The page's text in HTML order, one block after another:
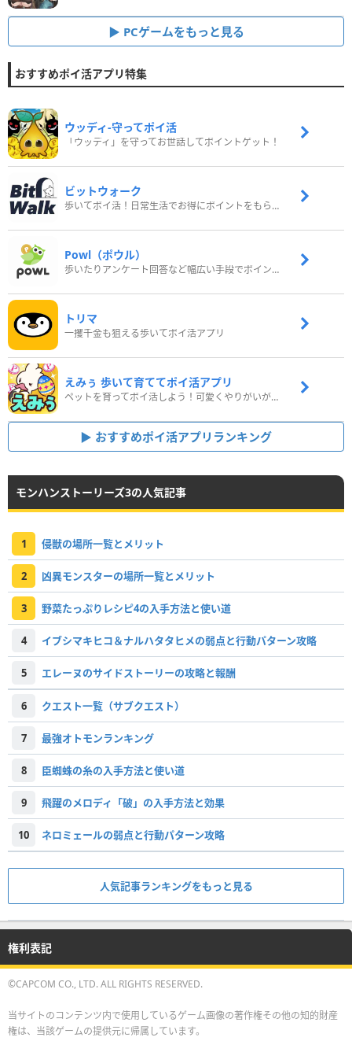
PCゲームをもっと見る
おすすめポイ活アプリ特集
ウッディ‐守ってポイ活
「ウッディ」を守ってお世話してポイントゲット！
ビットウォーク
歩いてポイ活！日常生活でお得にポイントをもらおう
Powl（ポウル）
歩いたりアンケート回答など幅広い手段でポイントをゲット
トリマ
一攫千金も狙える歩いてポイ活アプリ
えみぅ 歩いて育ててポイ活アプリ
ペットを育ってポイ活しよう！可愛くやりがいがある新感覚アプリ
おすすめポイ活アプリランキング
モンハンストーリーズ3の人気記事
1 侵獣の場所一覧とメリット
2 凶異モンスターの場所一覧とメリット
3 野菜たっぷりレシピ4の入手方法と使い道
4 イブシマキヒコ＆ナルハタタヒメの弱点と行動パターン攻略
5 エレーヌのサイドストーリーの攻略と報酬
6 クエスト一覧（サブクエスト）
7 最強オトモンランキング
8 臣蜘蛛の糸の入手方法と使い道
9 飛躍のメロディ「破」の入手方法と効果
10 ネロミェールの弱点と行動パターン攻略
人気記事ランキングをもっと見る
権利表記
©CAPCOM CO., LTD. ALL RIGHTS RESERVED.
当サイトのコンテンツ内で使用しているゲーム画像の著作権その他の知的財産
権は、当該ゲームの提供元に帰属しています。